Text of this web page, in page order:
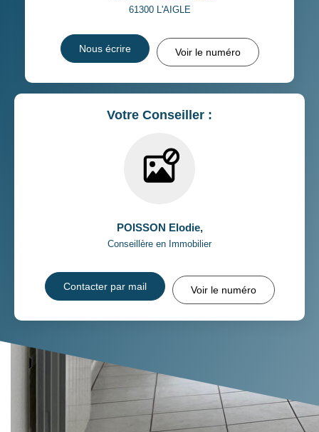
61300 L'AIGLE
Nous écrire Voir le numéro
Votre Conseiller :
POISSON Elodie,
Conseillère en Immobilier
Contacter par mail Voir le numéro